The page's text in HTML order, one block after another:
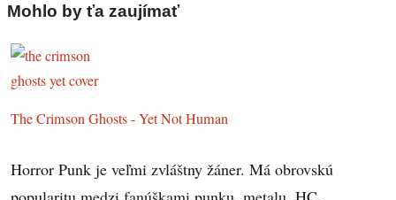
Mohlo by ťa zaujímať
The Crimson Ghosts - Yet Not Human
Horror Punk je veľmi zvláštny žáner. Má obrovskú